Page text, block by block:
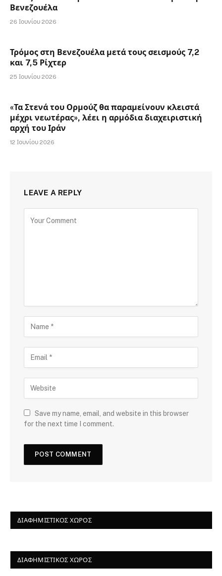
Βενεζουέλα
26 Ιουνίου 2026
Τρόμος στη Βενεζουέλα μετά τους σεισμούς 7,2
και 7,5 Ρίχτερ
25 Ιουνίου 2026
«Τα Στενά του Ορμούζ θα παραμείνουν κλειστά
μέχρι νεωτέρας», λέει η αρμόδια διαχειριστική
αρχή του Ιράν
12 Ιουνίου 2026
LEAVE A REPLY
Save my name, email, and website in this browser
for the next time I comment.
ΔΙΑΦΗΜΙΣΤΙΚΌΣ ΧΏΡΟΣ
ΔΙΑΦΗΜΙΣΤΙΚΌΣ ΧΏΡΟΣ